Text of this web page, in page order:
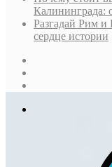
Калининграда:
Разгадай Рим и
сердце истории